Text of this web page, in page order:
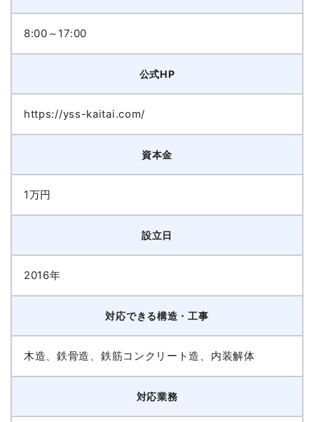
8:00～17:00
公式HP
https://yss-kaitai.com/
資本金
1万円
設立日
2016年
対応できる構造・工事
木造、鉄骨造、鉄筋コンクリート造、内装解体
対応業務